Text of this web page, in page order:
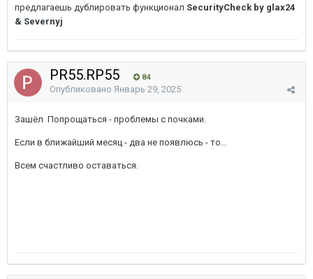
предлагаешь дублировать функционал SecurityCheck by glax24
& Severnyj
PR55.RP55 84
Опубликовано Январь 29, 2025
Зашёл Попрощаться - проблемы с почками.
Если в ближайший месяц - два не появлюсь - то...
Всем счастливо оставаться.